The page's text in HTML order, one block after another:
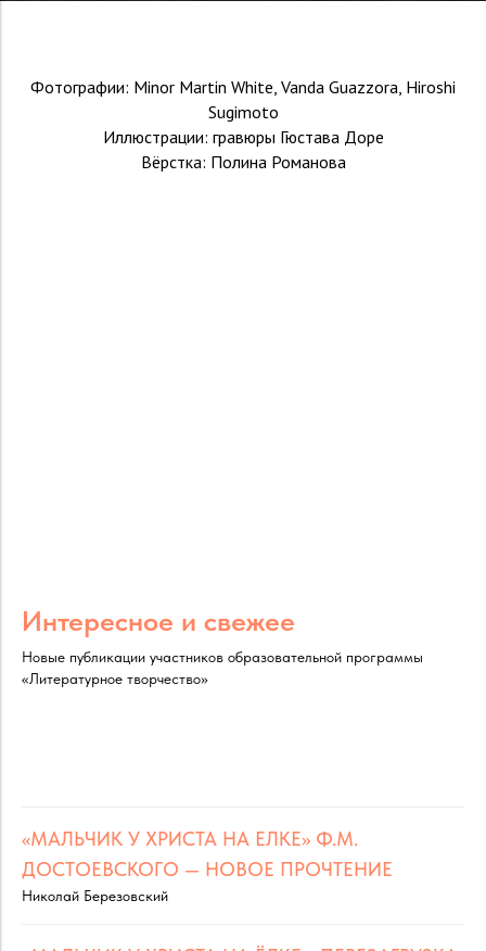
Фотографии: Minor Martin White, Vanda Guazzora, Hiroshi
Sugimoto
Иллюстрации: гравюры Гюстава Доре
Вёрстка: Полина Романова
Интересное и свежее
Новые публикации участников образовательной программы
«Литературное творчество»
«МАЛЬЧИК У ХРИСТА НА ЕЛКЕ» Ф.М.
ДОСТОЕВСКОГО — НОВОЕ ПРОЧТЕНИЕ
Николай Березовский